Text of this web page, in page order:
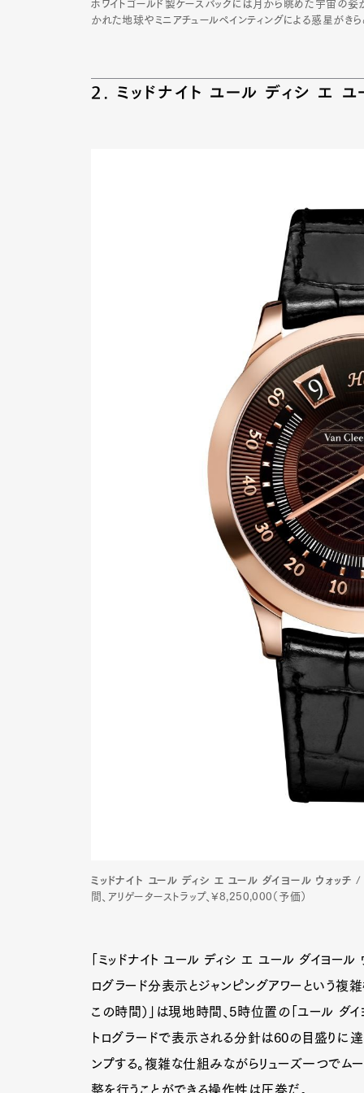
ホワイトゴールド製ケースバックには月から眺めた宇宙の姿
かれた地球やミニアチュールペインティングによる惑星がきら
2. ミッドナイト ユール ディシ エ
ミッドナイト ユール ディシ エ ユール ダイヨール ウォッチ /
間、アリゲーターストラップ、¥8,250,000（予価）
「ミッドナイト ユール ディシ エ ユール ダイヨー
ログラード分表示とジャンピングアワーという複
この時間）」は現地時間、5時位置の「ユール ダ
トログラードで表示される分針は60の目盛りに
ンプする。複雑な仕組みながらリューズ一つでム
整を行うことができる操作性は圧巻だ。